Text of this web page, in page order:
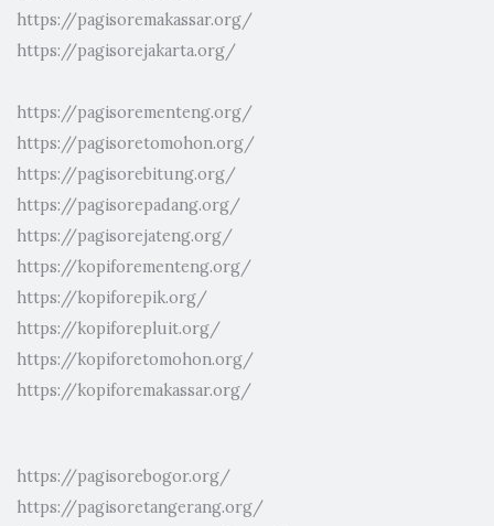
https://pagisoremakassar.org/
https://pagisorejakarta.org/
https://pagisorementeng.org/
https://pagisoretomohon.org/
https://pagisorebitung.org/
https://pagisorepadang.org/
https://pagisorejateng.org/
https://kopiforementeng.org/
https://kopiforepik.org/
https://kopiforepluit.org/
https://kopiforetomohon.org/
https://kopiforemakassar.org/
https://pagisorebogor.org/
https://pagisoretangerang.org/